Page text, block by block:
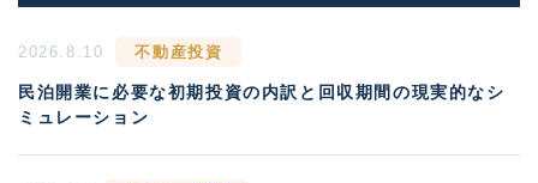
2026.8.10 不動産投資
民泊開業に必要な初期投資の内訳と回収期間の現実的なシ
ミュレーション